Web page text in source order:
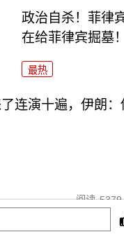
政治自杀！菲律
在给菲律宾掘墓！
最热
连演十遍，伊朗：
阅读 5379
！特高课卷土重来